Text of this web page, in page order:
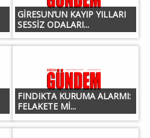
GİRESUN’UN KAYIP YILLARI
SESSİZ ODALARI...
FINDIKTA KURUMA ALARMI:
FELAKETE Mİ...